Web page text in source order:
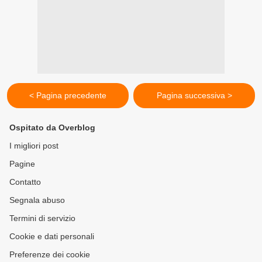
< Pagina precedente Pagina successiva >
Ospitato da Overblog
I migliori post
Pagine
Contatto
Segnala abuso
Termini di servizio
Cookie e dati personali
Preferenze dei cookie